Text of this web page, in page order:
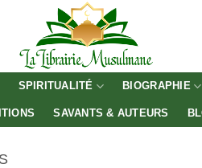
SPIRITUALITÉ BIOGRAPHIE
SAVANTS & AUTEURS